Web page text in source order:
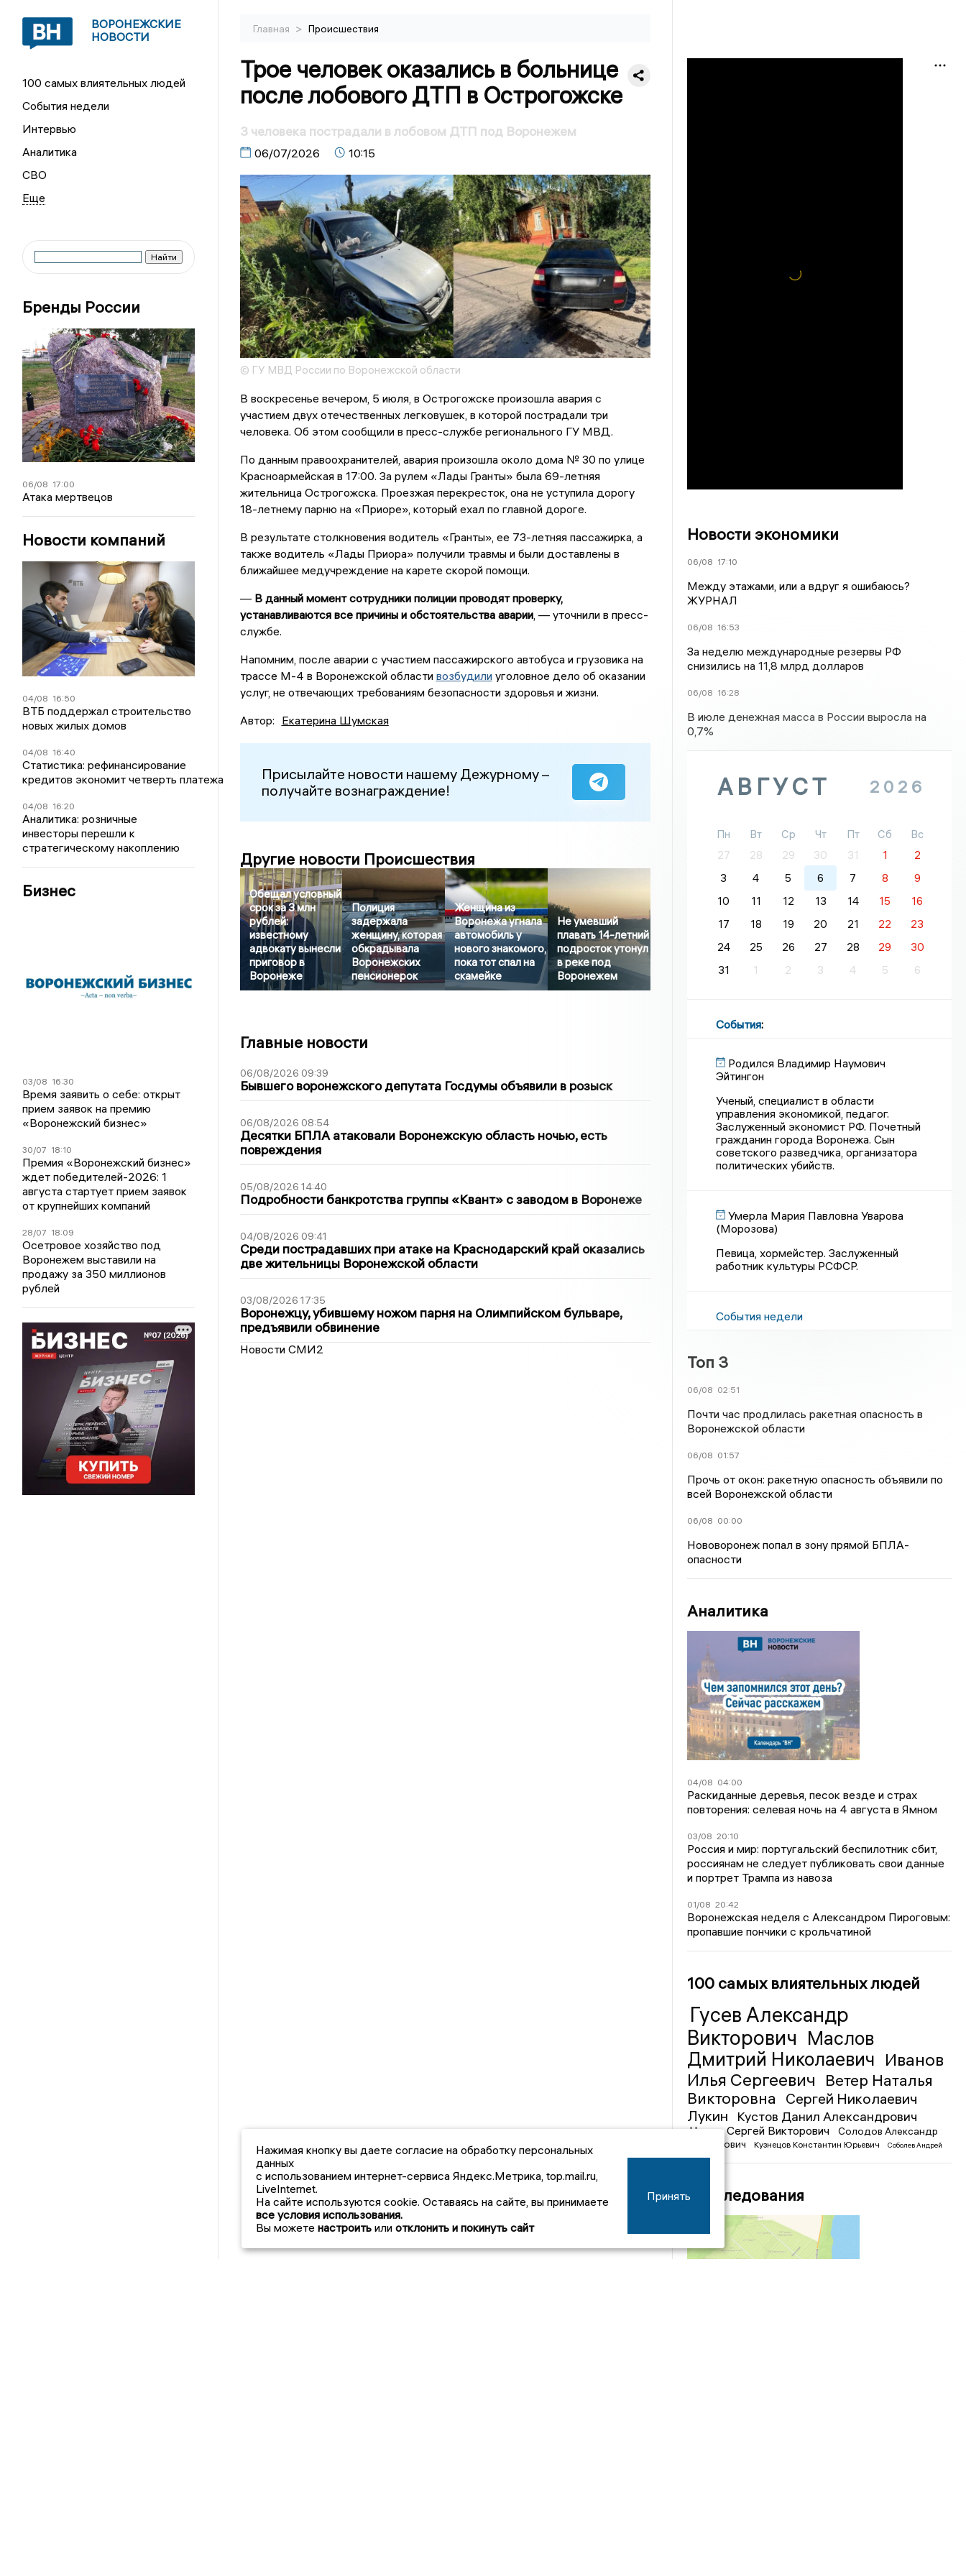
ВОРОНЕЖСКИЕ
НОВОСТИ
100 самых влиятельных людей
События недели
Интервью
Аналитика
СВО
Бренды России
06/08 17:00
Атака мертвецов
Новости компаний
04/08 16:50
ВТБ поддержал строительство
новых жилых домов
04/08 16:40
Статистика: рефинансирование
кредитов экономит четверть платежа
04/08 16:20
Аналитика: розничные
инвесторы перешли к
стратегическому накоплению
Бизнес
03/08 16:30
Время заявить о себе: открыт
прием заявок на премию
«Воронежский бизнес»
30/07 18:10
Премия «Воронежский бизнес»
ждет победителей-2026: 1
августа стартует прием заявок
от крупнейших компаний
28/07 18:09
Осетровое хозяйство под
Воронежем выставили на
продажу за 350 миллионов
рублей
Главная > Происшествия
Трое человек оказались в больнице
после лобового ДТП в Острогожске
3 человека пострадали в лобовом ДТП под Воронежем
06/07/2026 10:15
© ГУ МВД России по Воронежской области
В воскресенье вечером, 5 июля, в Острогожске произошла авария с
участием двух отечественных легковушек, в которой пострадали три
человека. Об этом сообщили в пресс-службе регионального ГУ МВД.
По данным правоохранителей, авария произошла около дома № 30 по улице
Красноармейская в 17:00. За рулем «Лады Гранты» была 69-летняя
жительница Острогожска. Проезжая перекресток, она не уступила дорогу
18-летнему парню на «Приоре», который ехал по главной дороге.
В результате столкновения водитель «Гранты», ее 73-летняя пассажирка, а
также водитель «Лады Приора» получили травмы и были доставлены в
ближайшее медучреждение на карете скорой помощи.
— В данный момент сотрудники полиции проводят проверку,
устанавливаются все причины и обстоятельства аварии, — уточнили в пресс-
службе.
Напомним, после аварии с участием пассажирского автобуса и грузовика на
трассе М-4 в Воронежской области возбудилиуголовное дело об оказании
услуг, не отвечающих требованиям безопасности здоровья и жизни.
Автор: Екатерина Шумская
Присылайте новости нашему Дежурному –
получайте вознаграждение!
Другие новости Происшествия
Обещал условный
срок за 3 млн
рублей:
известному
адвокату вынесли
приговор в
Воронеже
Полиция
задержала
женщину, которая
обкрадывала
Воронежских
пенсионерок
Женщина из
Воронежа угнала
автомобиль у
нового знакомого,
пока тот спал на
скамейке
Не умевший
плавать 14-летний
подросток утонул
в реке под
Воронежем
Главные новости
06/08/2026 09:39
Бывшего воронежского депутата Госдумы объявили в розыск
06/08/2026 08:54
Десятки БПЛА атаковали Воронежскую область ночью, есть
повреждения
05/08/2026 14:40
Подробности банкротства группы «Квант» с заводом в Воронеже
04/08/2026 09:41
Среди пострадавших при атаке на Краснодарский край оказались
две жительницы Воронежской области
03/08/2026 17:35
Воронежцу, убившему ножом парня на Олимпийском бульваре,
предъявили обвинение
Новости СМИ2
Новости экономики
06/08 17:10
Между этажами, или а вдруг я ошибаюсь?
ЖУРНАЛ
06/08 16:53
За неделю международные резервы РФ
снизились на 11,8 млрд долларов
06/08 16:28
В июле денежная масса в России выросла на
0,7%
АВГУСТ 2026
Пн Вт Ср Чт Пт Сб
Вс
27
28 29 30 31 1
2
3
4 5 6 7 8
9
10
11 12 13 14 15
16
17
18 19 20 21 22
23
24
25 26 27 28 29
30
31
1 2 3 4 5 6
События:
Родился Владимир Наумович
Эйтингон
Ученый, специалист в области
управления экономикой, педагог.
Заслуженный экономист РФ. Почетный
гражданин города Воронежа. Сын
советского разведчика, организатора
политических убийств.
Умерла Мария Павловна Уварова
(Морозова)
Певица, хормейстер. Заслуженный
работник культуры РСФСР.
События недели
Топ 3
06/08 02:51
Почти час продлилась ракетная опасность в
Воронежской области
06/08 01:57
Прочь от окон: ракетную опасность объявили по
всей Воронежской области
06/08 00:00
Нововоронеж попал в зону прямой БПЛА-
опасности
Аналитика
04/08 04:00
Раскиданные деревья, песок везде и страх
повторения: селевая ночь на 4 августа в Ямном
03/08 20:10
Россия и мир: португальский беспилотник сбит,
россиянам не следует публиковать свои данные
и портрет Трампа из навоза
01/08 20:42
Воронежская неделя с Александром Пироговым:
пропавшие пончики с крольчатиной
100 самых влиятельных людей
Гусев Александр
Викторович Маслов
Дмитрий Николаевич Иванов
Илья Сергеевич
Ветер Наталья
Викторовна
Сергей Николаевич
Лукин
Кустов Данил Александрович
Чижов Сергей Викторович
Солодов Александр
Михайлович
Кузнецов Константин Юрьевич
Соболев Андрей
Иванович
Расследования
Нажимая кнопку вы даете согласие на обработку персональных
данных
с использованием интернет-сервиса Яндекс.Метрика, top.mail.ru,
LiveInternet.
На сайте используются cookie. Оставаясь на сайте, вы принимаете
все условия использования.
Вы можете настроить или отклонить и покинуть сайт
Принять